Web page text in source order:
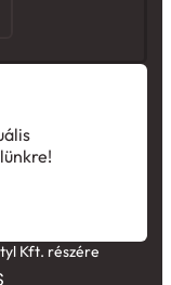
Kft. részére